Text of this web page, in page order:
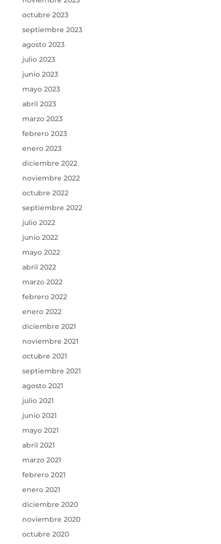
octubre 2023
septiembre 2023
agosto 2023
julio 2023
junio 2023
mayo 2023
abril 2023
marzo 2023
febrero 2023
enero 2023
diciembre 2022
noviembre 2022
octubre 2022
septiembre 2022
julio 2022
junio 2022
mayo 2022
abril 2022
marzo 2022
febrero 2022
enero 2022
diciembre 2021
noviembre 2021
octubre 2021
septiembre 2021
agosto 2021
julio 2021
junio 2021
mayo 2021
abril 2021
marzo 2021
febrero 2021
enero 2021
diciembre 2020
noviembre 2020
octubre 2020